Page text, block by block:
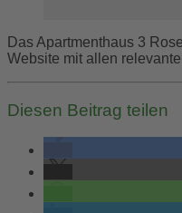
Das Apartmenthaus 3
Website mit allen
Diesen Beitrag teilen